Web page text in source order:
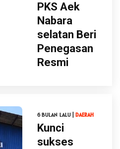
PKS Aek
Nabara
selatan Beri
Penegasan
Resmi
6 BULAN LALU | DAERAH
Kunci
sukses